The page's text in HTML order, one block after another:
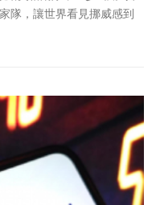
隊，讓世界看見挪威感到
一代挪威年輕人！哈蘭德
大社群魅力與帶貨功力！
話題！由於他經常在高強
90分鐘左右。然而「招牌
外引發外界關注，並帶動
德使用的是挪威品牌
款還被炒到破千元價格。